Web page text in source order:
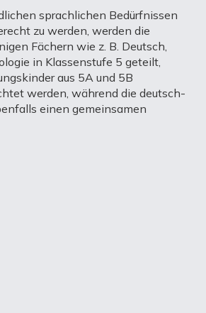
sprachlichen Bedürfnissen
zu werden, werden die
Fächern wie z. B. Deutsch,
in Klassenstufe 5 geteilt,
aus 5A und 5B
werden, während die deutsch-
einen gemeinsamen